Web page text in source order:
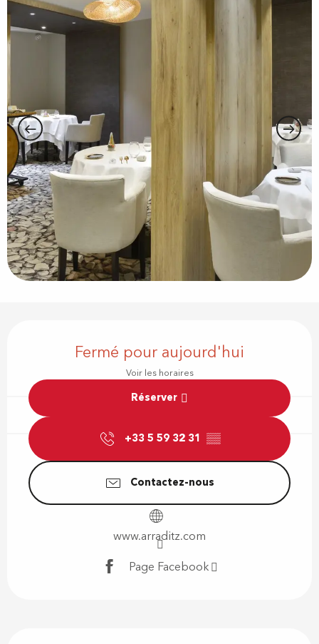
Fermé pour aujourd'hui
Voir les horaires
Réserver
+33 5 59 32 31 ▒▒
Contactez-nous
www.arraditz.com
Page Facebook